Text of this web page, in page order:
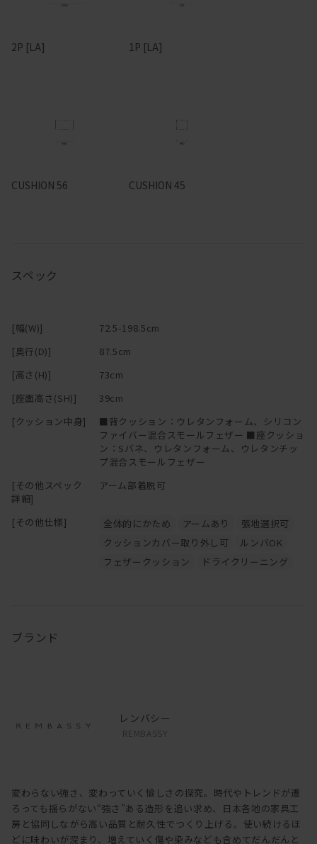
2P [LA] 1P [LA]
CUSHION 56 CUSHION 45
スペック
[幅(W)]
72.5-198.5cm
[奥行(D)]
87.5cm
[高さ(H)]
73cm
[座面高さ(SH)]
39cm
[クッション中身]
■背クッション：ウレタンフォーム、シリコン
ファイバー混合スモールフェザー ■座クッショ
ン：Sバネ、ウレタンフォーム、ウレタンチッ
プ混合スモールフェザー
[その他スペック
詳細]
アーム部着脱可
[その他仕様] 全体的にかため アームあり
張地選択可
クッションカバー取り外し可
ルンバOK
フェザークッション
ドライクリーニング
ブランド
レンバシー
REMBASSY
変わらない強さ、変わっていく愉しさの探究。時代やトレンドが遷
ろっても揺らがない“強さ”ある造形を追い求め、日本各地の家具工
房と協同しながら高い品質と耐久性でつくり上げる。使い続けるほ
どに味わいが深まり、増えていく傷や染みなども含めてだんだんと